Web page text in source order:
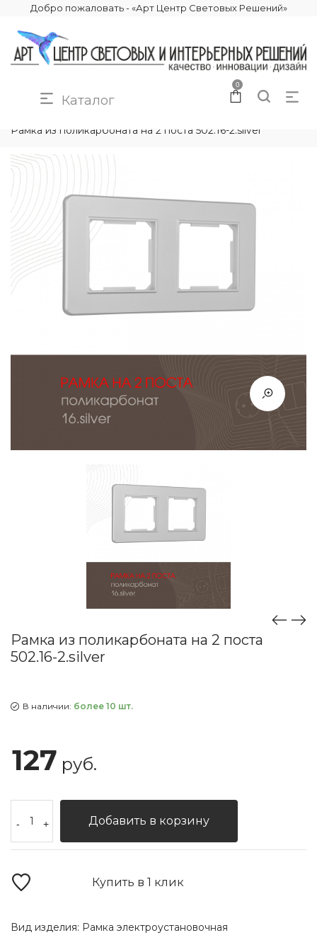
Добро пожаловать - «Арт Центр Световых Решений»
Каталог
0
Рамка из поликарбоната на 2 поста 502.16-2.silver
Рамка из поликарбоната на 2 поста
502.16-2.silver
В наличии: более 10 шт.
127 руб.
- + Добавить в корзину
Купить в 1 клик
Вид изделия: Рамка электроустановочная